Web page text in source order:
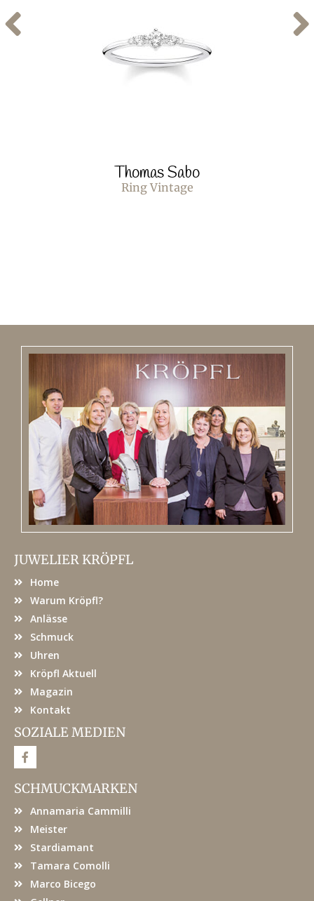
Thomas Sabo
Ring Vintage
JUWELIER KRÖPFL
Home
Warum Kröpfl?
Anlässe
Schmuck
Uhren
Kröpfl Aktuell
Magazin
Kontakt
SOZIALE MEDIEN
F
a
e
b
o
SCHMUCKMARKEN
Annamaria Cammilli
Meister
Stardiamant
Tamara Comolli
Marco Bicego